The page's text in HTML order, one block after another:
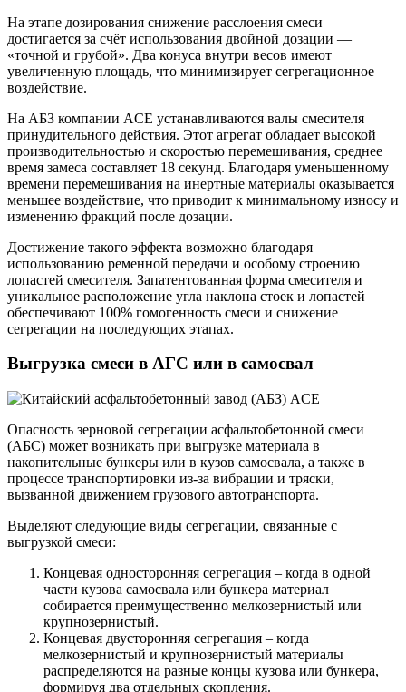
На этапе дозирования снижение расслоения смеси
достигается за счёт использования двойной дозации —
«точной и грубой». Два конуса внутри весов имеют
увеличенную площадь, что минимизирует сегрегационное
воздействие.
На АБЗ компании ACE устанавливаются валы смесителя
принудительного действия. Этот агрегат обладает высокой
производительностью и скоростью перемешивания, среднее
время замеса составляет 18 секунд. Благодаря уменьшенному
времени перемешивания на инертные материалы оказывается
меньшее воздействие, что приводит к минимальному износу и
изменению фракций после дозации.
Достижение такого эффекта возможно благодаря
использованию ременной передачи и особому строению
лопастей смесителя. Запатентованная форма смесителя и
уникальное расположение угла наклона стоек и лопастей
обеспечивают 100% гомогенность смеси и снижение
сегрегации на последующих этапах.
Выгрузка смеси в АГС или в самосвал
Опасность зерновой сегрегации асфальтобетонной смеси
(АБС) может возникать при выгрузке материала в
накопительные бункеры или в кузов самосвала, а также в
процессе транспортировки из-за вибрации и тряски,
вызванной движением грузового автотранспорта.
Выделяют следующие виды сегрегации, связанные с
выгрузкой смеси:
Концевая односторонняя сегрегация – когда в одной
части кузова самосвала или бункера материал
собирается преимущественно мелкозернистый или
крупнозернистый.
Концевая двусторонняя сегрегация – когда
мелкозернистый и крупнозернистый материалы
распределяются на разные концы кузова или бункера,
формируя два отдельных скопления.